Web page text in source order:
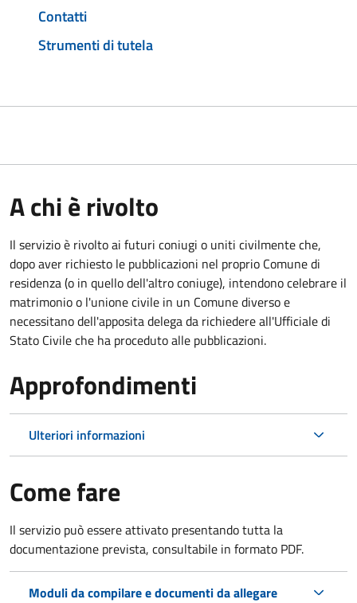
Contatti
Strumenti di tutela
A chi è rivolto
Il servizio è rivolto ai futuri coniugi o uniti civilmente che,
dopo aver richiesto le pubblicazioni nel proprio Comune di
residenza (o in quello dell'altro coniuge), intendono celebrare il
matrimonio o l'unione civile in un Comune diverso e
necessitano dell'apposita delega da richiedere all'Ufficiale di
Stato Civile che ha proceduto alle pubblicazioni.
Approfondimenti
Ulteriori informazioni
Come fare
Il servizio può essere attivato presentando tutta la
documentazione prevista, consultabile in formato PDF.
Moduli da compilare e documenti da allegare